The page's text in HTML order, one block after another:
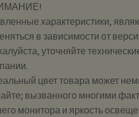
характеристики,
в зависимости от
уточняйте
цвет товара может
вызванного многими
монитора и яркость